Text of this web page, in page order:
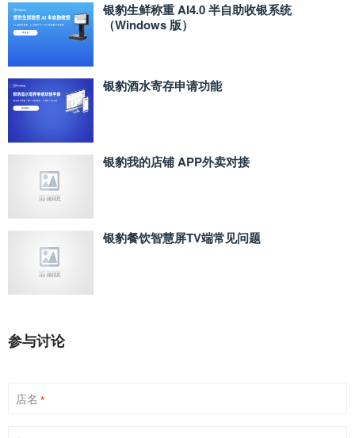
银豹生鲜称重 AI4.0 半自助收银系统
（Windows 版）
银豹酒水寄存申请功能
银豹我的店铺 APP外卖对接
银豹餐饮智慧屏TV端常见问题
参与讨论
店名 *